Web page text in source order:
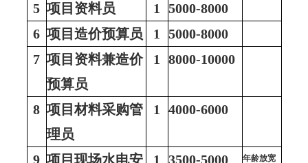
5 项目资料员 1
5000-8000
6 项目造价预算员 1
5000-8000
7 项目资料兼造价
预算员
1 8000-10000
8 项目材料采购管
理员
1 4000-6000
9 项目现场水电安
1 3500-5000 年龄放宽